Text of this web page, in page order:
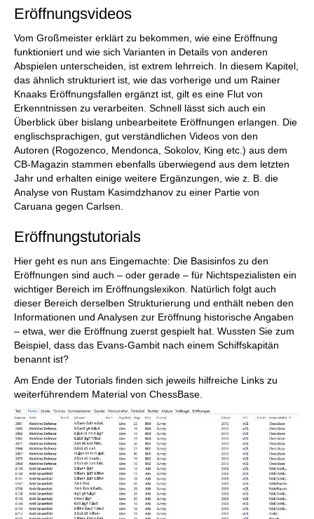
Eröffnungsvideos
Vom Großmeister erklärt zu bekommen, wie eine Eröffnung
funktioniert und wie sich Varianten in Details von anderen
Abspielen unterscheiden, ist extrem lehrreich. In diesem Kapitel,
das ähnlich strukturiert ist, wie das vorherige und um Rainer
Knaaks Eröffnungsfallen ergänzt ist, gilt es eine Flut von
Erkenntnissen zu verarbeiten. Schnell lässt sich auch ein
Überblick über bislang unbearbeitete Eröffnungen erlangen. Die
englischsprachigen, gut verständlichen Videos von den
Autoren (Rogozenco, Mendonca, Sokolov, King etc.) aus dem
CB-Magazin stammen ebenfalls überwiegend aus dem letzten
Jahr und erhalten einige weitere Ergänzungen, wie z. B. die
Analyse von Rustam Kasimdzhanov zu einer Partie von
Caruana gegen Carlsen.
Eröffnungstutorials
Hier geht es nun ans Eingemachte: Die Basisinfos zu den
Eröffnungen sind auch – oder gerade – für Nichtspezialisten ein
wichtiger Bereich im Eröffnungslexikon. Natürlich folgt auch
dieser Bereich derselben Strukturierung und enthält neben den
Informationen und Analysen zur Eröffnung historische Angaben
– etwa, wer die Eröffnung zuerst gespielt hat. Wussten Sie zum
Beispiel, dass das Evans-Gambit nach einem Schiffskapitän
benannt ist?
Am Ende der Tutorials finden sich jeweils hilfreiche Links zu
weiterführendem Material von ChessBase.